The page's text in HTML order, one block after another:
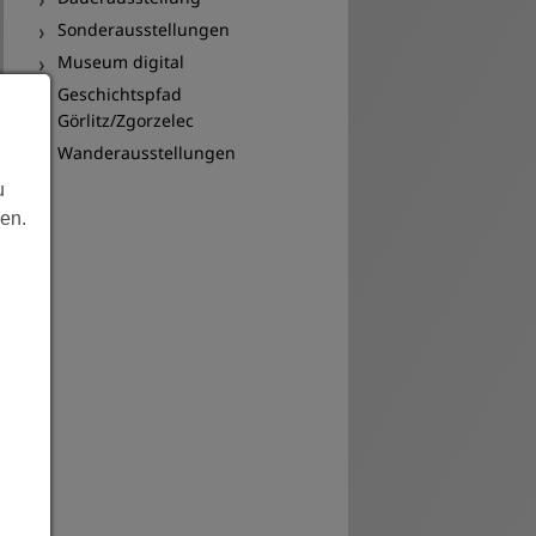
Archiv
Sonderausstellungen
Museum digital
Geschichtspfad
Görlitz/Zgorzelec
Wanderausstellungen